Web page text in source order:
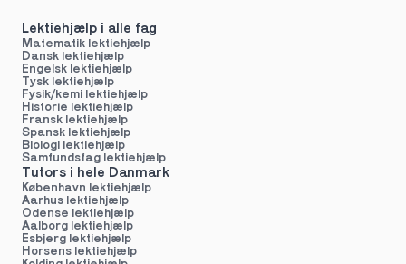
Lektiehjælp i alle fag
Matematik lektiehjælp
Dansk lektiehjælp
Engelsk lektiehjælp
Tysk lektiehjælp
Fysik/kemi lektiehjælp
Historie lektiehjælp
Fransk lektiehjælp
Spansk lektiehjælp
Biologi lektiehjælp
Samfundsfag lektiehjælp
Tutors i hele Danmark
København lektiehjælp
Aarhus lektiehjælp
Odense lektiehjælp
Aalborg lektiehjælp
Esbjerg lektiehjælp
Horsens lektiehjælp